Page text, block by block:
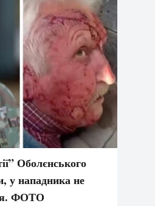
Оболєнського
у нападника не
ФОТО